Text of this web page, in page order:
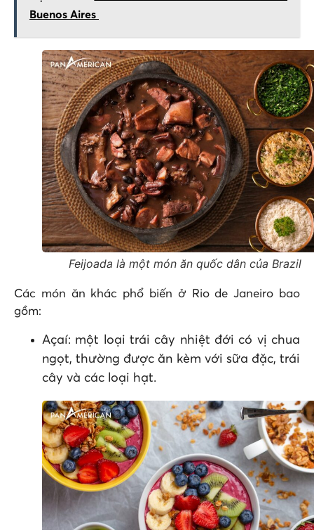
Buenos Aires
Feijoada là một món ăn quốc dân của Brazil
Các món ăn khác phổ biến ở Rio de Janeiro bao
gồm:
Açaí: một loại trái cây nhiệt đới có vị chua
ngọt, thường được ăn kèm với sữa đặc, trái
cây và các loại hạt.